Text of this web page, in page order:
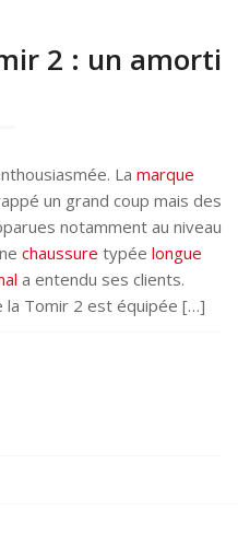
2 : un amorti
La marque
un grand coup mais des
notamment au niveau
chaussure typée longue
a entendu ses clients.
la Tomir 2 est équipée […]